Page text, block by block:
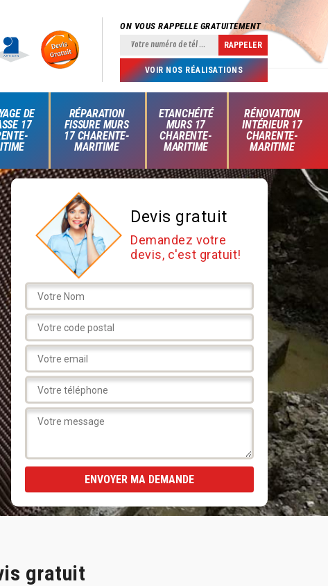
ON VOUS RAPPELLE GRATUITEMENT
VOIR NOS RÉALISATIONS
DE
17
RÉPARATION
FISSURE MURS
17 CHARENTE-
MARITIME
ETANCHÉITÉ
MURS 17
CHARENTE-
MARITIME
RÉNOVATION
INTÉRIEUR 17
CHARENTE-
MARITIME
Devis gratuit
Demandez votre
devis, c'est gratuit!
gratuit